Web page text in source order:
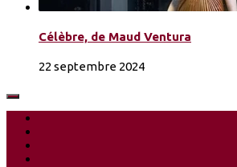
Célèbre, de Maud Ventura
22 septembre 2024